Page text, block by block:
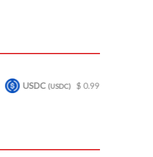
$ 0.999704 Bitcoin